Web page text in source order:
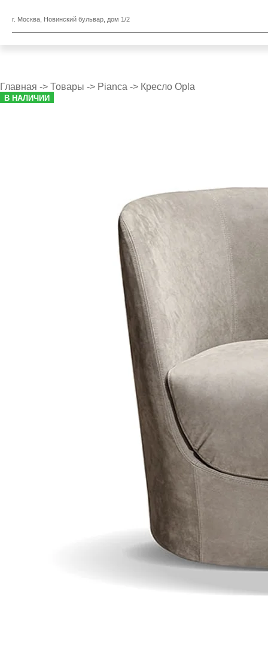
г. Москва, Новинский бульвар, дом 1/2
Главная -> Товары -> Pianca -> Кресло Opla
В НАЛИЧИИ